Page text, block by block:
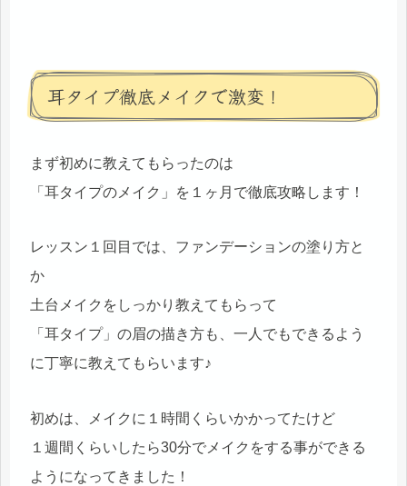
耳タイプ徹底メイクで激変！
まず初めに教えてもらったのは
「耳タイプのメイク」を１ヶ月で徹底攻略します！
レッスン１回目では、ファンデーションの塗り方と
か
土台メイクをしっかり教えてもらって
「耳タイプ」の眉の描き方も、一人でもできるよう
に丁寧に教えてもらいます♪
初めは、メイクに１時間くらいかかってたけど
１週間くらいしたら30分でメイクをする事ができる
ようになってきました！